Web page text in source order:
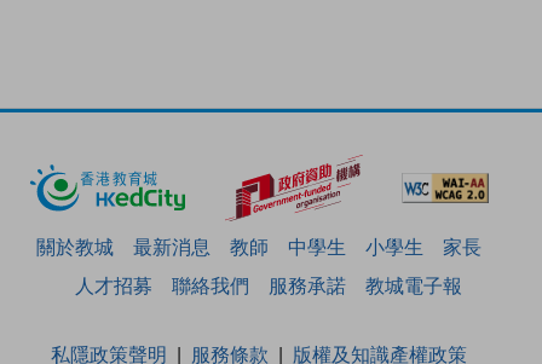
關於教城 最新消息 教師 中學生 小學生
家長
人才招募
聯絡我們 服務承諾 教城電子報
私隱政策聲明 服務條款
版權及知識產權政策